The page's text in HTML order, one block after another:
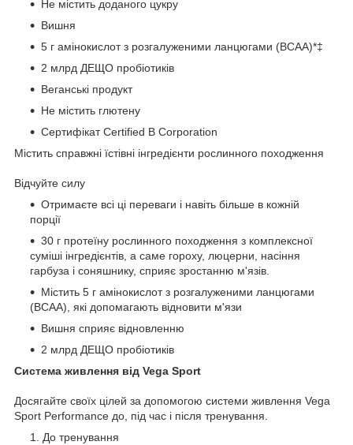
Не містить доданого цукру
Вишня
5 г амінокислот з розгалуженими ланцюгами (BCAA)*‡
2 млрд ДЕЩО пробіотиків
Веганські продукт
Не містить глютену
Сертифікат Certified B Corporation
Містить справжні їстівні інгредієнти рослинного походження
Відчуйте силу
Отримаєте всі ці переваги і навіть більше в кожній
порції
30 г протеїну рослинного походження з комплексної
суміші інгредієнтів, а саме гороху, люцерни, насіння
гарбуза і соняшнику, сприяє зростанню м'язів.
Містить 5 г амінокислот з розгалуженими ланцюгами
(BCAA), які допомагають відновити м'язи
Вишня сприяє відновленню
2 млрд ДЕЩО пробіотиків
Система живлення від Vega Sport
Досягайте своїх цілей за допомогою системи живлення Vega
Sport Performance до, під час і після тренування.
До тренування